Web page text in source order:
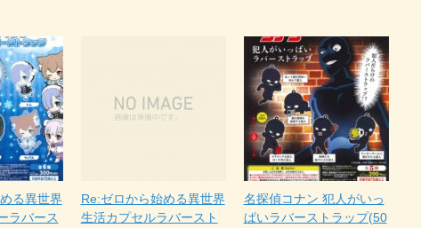
る異世界
ラバース
Re:ゼロから始める異世界
生活カプセルラバースト
名探偵コナン 犯人がいっ
ぱいラバーストラップ(50